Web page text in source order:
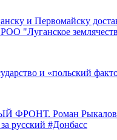
и Первомайску
"Луганское
и «польский
ФРОНТ. Роман Рыкалов
русский #Донбасс